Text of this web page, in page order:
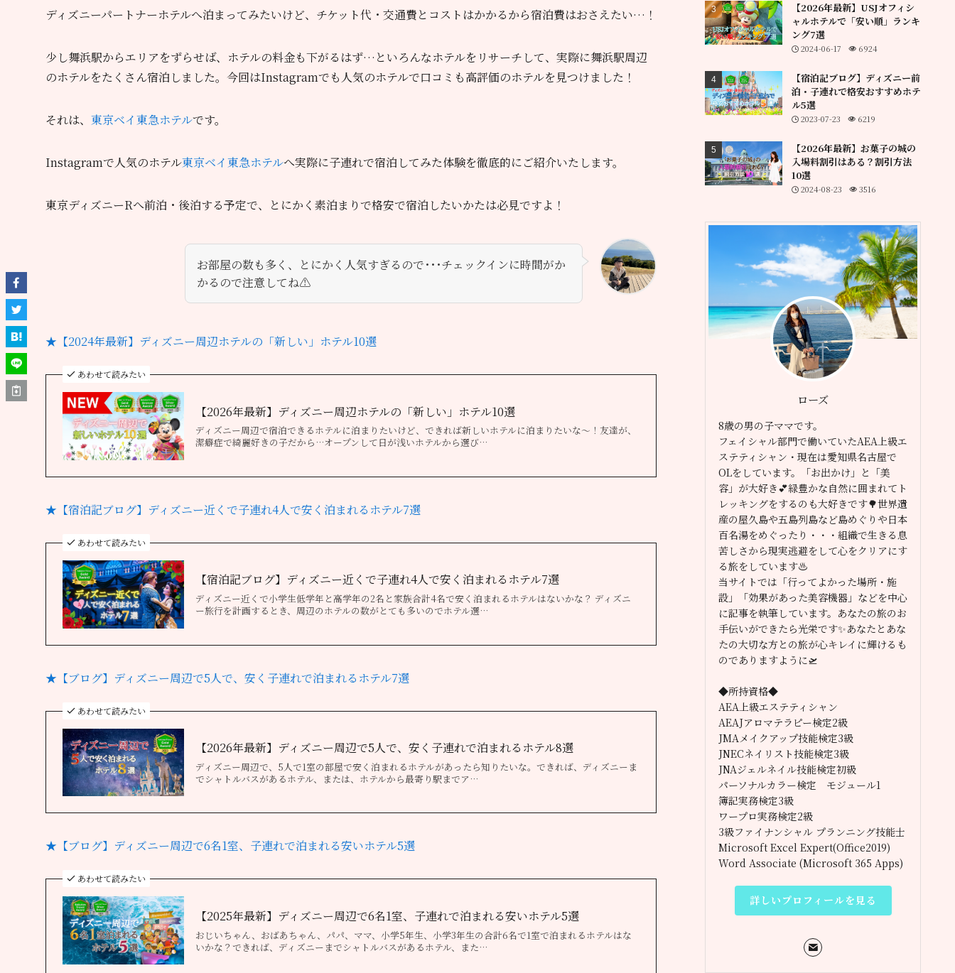
ディズニーパートナーホテルへ泊まってみたいけど、チケット代・交通費とコストはかかるから宿泊費はおさえたい…！
少し舞浜駅からエリアをずらせば、ホテルの料金も下がるはず…といろんなホテルをリサーチして、実際に舞浜駅周辺
のホテルをたくさん宿泊しました。今回はInstagramでも人気のホテルで口コミも高評価のホテルを見つけました！
それは、 東京ベイ東急ホテルです。
Instagramで人気のホテル東京ベイ東急ホテルへ実際に子連れで宿泊してみた体験を徹底的にご紹介いたします。
東京ディズニーRへ前泊・後泊する予定で、とにかく素泊まりで格安で宿泊したいかたは必見ですよ！
お部屋の数も多く、とにかく人気すぎるので･･･チェックインに時間がか
かるので注意してね⚠️
★【2024年最新】ディズニー周辺ホテルの「新しい」ホテル10選
あわせて読みたい
【2026年最新】ディズニー周辺ホテルの「新しい」ホテル10選
ディズニー周辺で宿泊できるホテルに泊まりたいけど、できれば新しいホテルに泊まりたいな～！友達が、
潔癖症で綺麗好きの子だから…オープンして日が浅いホテルから選び…
★【宿泊記ブログ】ディズニー近くで子連れ4人で安く泊まれるホテル7選
あわせて読みたい
【宿泊記ブログ】ディズニー近くで子連れ4人で安く泊まれるホテル7選
ディズニー近くで小学生低学年と高学年の2名と家族合計4名で安く泊まれるホテルはないかな？ ディズニ
ー旅行を計画するとき、周辺のホテルの数がとても多いのでホテル選…
★【ブログ】ディズニー周辺で5人で、安く子連れで泊まれるホテル7選
あわせて読みたい
【2026年最新】ディズニー周辺で5人で、安く子連れで泊まれるホテル8選
ディズニー周辺で、5人で1室の部屋で安く泊まれるホテルがあったら知りたいな。できれば、ディズニーま
でシャトルバスがあるホテル、または、ホテルから最寄り駅までア…
★【ブログ】ディズニー周辺で6名1室、子連れで泊まれる安いホテル5選
あわせて読みたい
【2025年最新】ディズニー周辺で6名1室、子連れで泊まれる安いホテル5選
おじいちゃん、おばあちゃん、パパ、ママ、小学5年生、小学3年生の合計6名で1室で泊まれるホテルはな
いかな？できれば、ディズニーまでシャトルバスがあるホテル、また…
【2026年最新】USJオフィシ
ャルホテルで「安い順」ランキ
ング7選
2024-06-17 6924
【宿泊記ブログ】ディズニー前
泊・子連れで格安おすすめホテ
ル5選
2023-07-23 6219
【2026年最新】お菓子の城の
入場料割引はある？割引方法
10選
2024-08-23 3516
ローズ
8歳の男の子ママです。
フェイシャル部門で働いていたAEA上級エ
ステティシャン・現在は愛知県名古屋で
OLをしています。「お出かけ」と「美
容」が大好き💕緑豊かな自然に囲まれてト
レッキングをするのも大好きです🌳世界遺
産の屋久島や五島列島など島めぐりや日本
百名湯をめぐったり・・・組織で生きる息
苦しさから現実逃避をして心をクリアにす
る旅をしています♨️
当サイトでは「行ってよかった場所・施
設」「効果があった美容機器」などを中心
に記事を執筆しています。あなたの旅のお
手伝いができたら光栄です✨あなたとあな
たの大切な方との旅が心キレイに輝けるも
のでありますように🛫
◆所持資格◆
AEA上級エステティシャン
AEAJアロマテラピー検定2級
JMAメイクアップ技能検定3級
JNECネイリスト技能検定3級
JNAジェルネイル技能検定初級
パーソナルカラー検定 モジュール1
簿記実務検定3級
ワープロ実務検定2級
3級ファイナンシャル プランニング技能士
Microsoft Excel Expert(Office2019)
Word Associate (Microsoft 365 Apps)
詳しいプロフィールを見る